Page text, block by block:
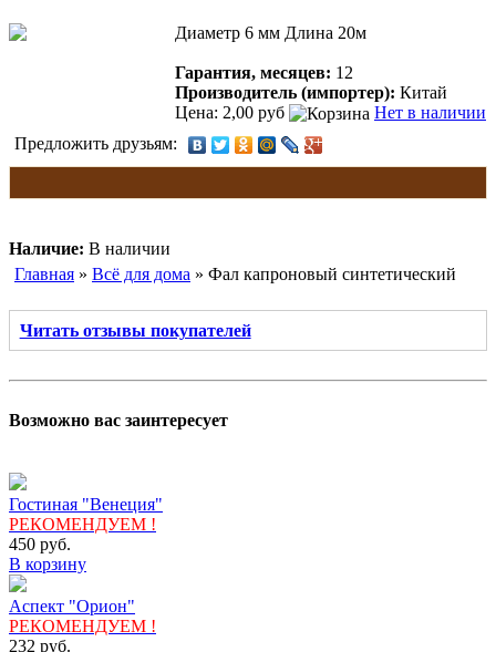
Диаметр 6 мм Длина 20м
Гарантия, месяцев: 12
Производитель (импортер): Китай
Цена: 2,00 руб
Нет в наличии
Предложить друзьям:
Наличие: В наличии
Главная » Всё для дома » Фал капроновый синтетический
Читать отзывы покупателей
Возможно вас заинтересует
Гостиная "Венеция"
РЕКОМЕНДУЕМ !
450 руб.
В корзину
Аспект "Орион"
РЕКОМЕНДУЕМ !
232 руб.